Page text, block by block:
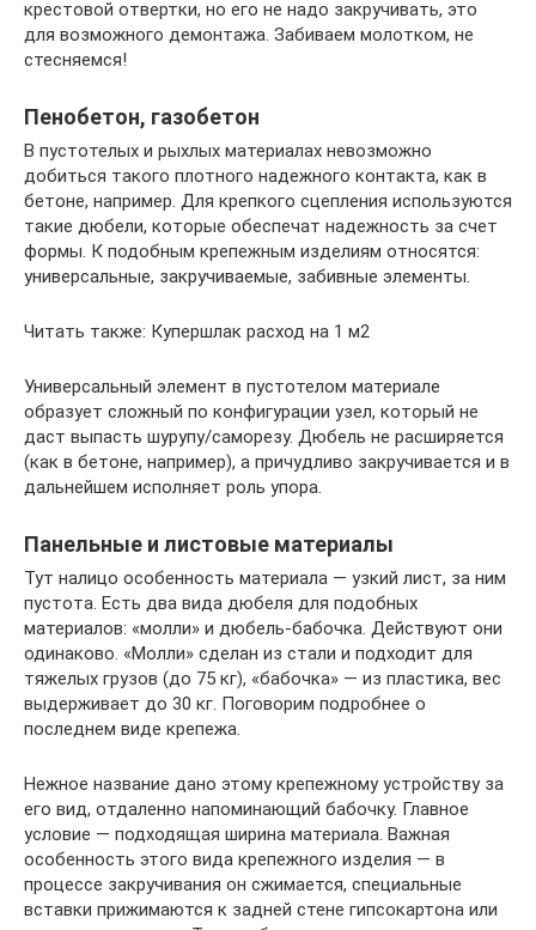
крестовой отвертки, но его не надо закручивать, это
для возможного демонтажа. Забиваем молотком, не
стесняемся!
Пенобетон, газобетон
В пустотелых и рыхлых материалах невозможно
добиться такого плотного надежного контакта, как в
бетоне, например. Для крепкого сцепления используются
такие дюбели, которые обеспечат надежность за счет
формы. К подобным крепежным изделиям относятся:
универсальные, закручиваемые, забивные элементы.
Читать также: Купершлак расход на 1 м2
Универсальный элемент в пустотелом материале
образует сложный по конфигурации узел, который не
даст выпасть шурупу/саморезу. Дюбель не расширяется
(как в бетоне, например), а причудливо закручивается и в
дальнейшем исполняет роль упора.
Панельные и листовые материалы
Тут налицо особенность материала — узкий лист, за ним
пустота. Есть два вида дюбеля для подобных
материалов: «молли» и дюбель-бабочка. Действуют они
одинаково. «Молли» сделан из стали и подходит для
тяжелых грузов (до 75 кг), «бабочка» — из пластика, вес
выдерживает до 30 кг. Поговорим подробнее о
последнем виде крепежа.
Нежное название дано этому крепежному устройству за
его вид, отдаленно напоминающий бабочку. Главное
условие — подходящая ширина материала. Важная
особенность этого вида крепежного изделия — в
процессе закручивания он сжимается, специальные
вставки прижимаются к задней стене гипсокартона или